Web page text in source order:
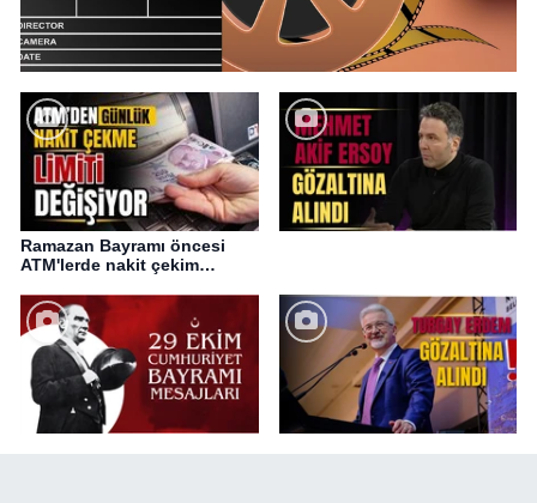
Ramazan Bayramı öncesi
ATM'lerde nakit çekim